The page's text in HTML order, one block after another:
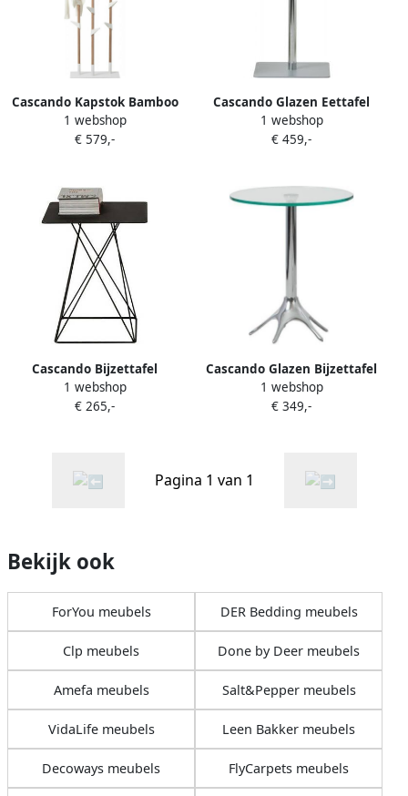
Cascando Kapstok Bamboo
3
1 webshop
€ 579,-
Cascando Glazen Eettafel
Flow
1 webshop
€ 459,-
Cascando Bijzettafel
Platform Zwart
1 webshop
€ 265,-
Cascando Glazen Bijzettafel
ZaZa 40
1 webshop
€ 349,-
Pagina 1 van 1
Bekijk ook
ForYou meubels DER Bedding meubels
Clp meubels Done by Deer meubels
Amefa meubels Salt&Pepper meubels
VidaLife meubels Leen Bakker meubels
Decoways meubels FlyCarpets meubels